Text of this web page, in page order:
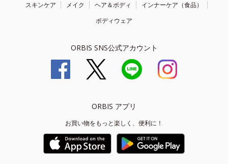
スキンケア メイク ヘア＆ボディ
インナーケア（食品）
ボディウェア
ORBIS SNS公式アカウント
ORBIS アプリ
お買い物をもっと楽しく、便利に！